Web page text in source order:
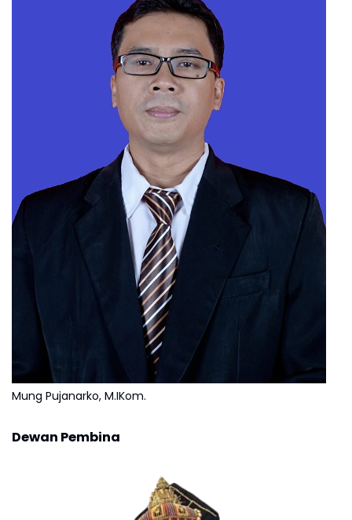
Mung Pujanarko, M.IKom.
Dewan Pembina